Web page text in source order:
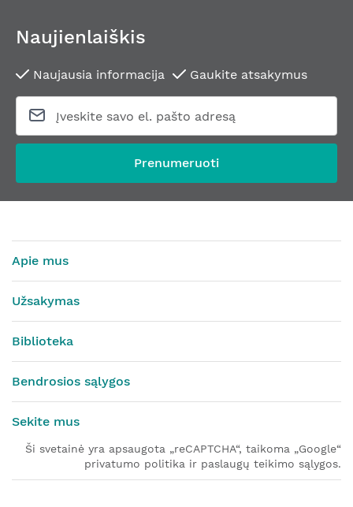
Naujienlaiškis
Naujausia informacija Gaukite atsakymus
Prenumeruoti
Apie mus
Užsakymas
Biblioteka
Bendrosios sąlygos
Sekite mus
Ši svetainė yra apsaugota „reCAPTCHA“, taikoma „Google“
privatumo politika ir paslaugų teikimo sąlygos.